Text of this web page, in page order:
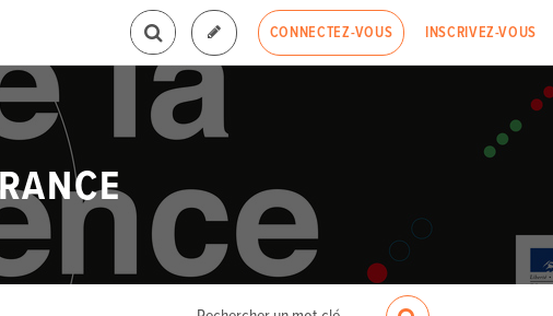
CONNECTEZ-VOUS INSCRIVEZ-VOUS